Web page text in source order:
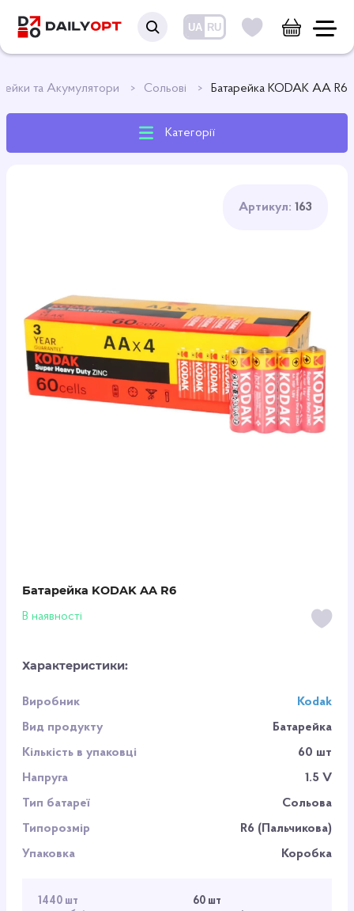
UA RU
та Акумулятори Сольові Батарейка KODAK AA R6
Категорії
Артикул: 163
Батарейка KODAK AA R6
В наявності
Характеристики:
Виробник
Kodak
Вид продукту
Батарейка
Кількість в упаковці
60 шт
Напруга
1.5 V
Тип батареї
Сольова
Типорозмір
R6 (Пальчикова)
Упаковка
Коробка
1440 шт
60 шт